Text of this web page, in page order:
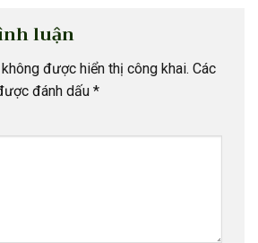
luận
được hiển thị công khai. Các
đánh dấu *